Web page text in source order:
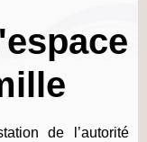
de l’autorité